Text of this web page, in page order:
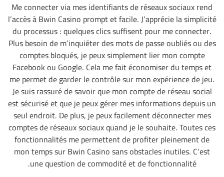
Me connecter via mes identifiants de réseaux sociaux rend
l’accès à Bwin Casino prompt et facile. J’apprécie la simplicité
du processus : quelques clics suffisent pour me connecter.
Plus besoin de m’inquiéter des mots de passe oubliés ou des
comptes bloqués, je peux simplement lier mon compte
Facebook ou Google. Cela me fait économiser du temps et
me permet de garder le contrôle sur mon expérience de jeu.
Je suis rassuré de savoir que mon compte de réseau social
est sécurisé et que je peux gérer mes informations depuis un
seul endroit. De plus, je peux facilement déconnecter mes
comptes de réseaux sociaux quand je le souhaite. Toutes ces
fonctionnalités me permettent de profiter pleinement de
mon temps sur Bwin Casino sans obstacles inutiles. C’est
une question de commodité et de fonctionnalité.